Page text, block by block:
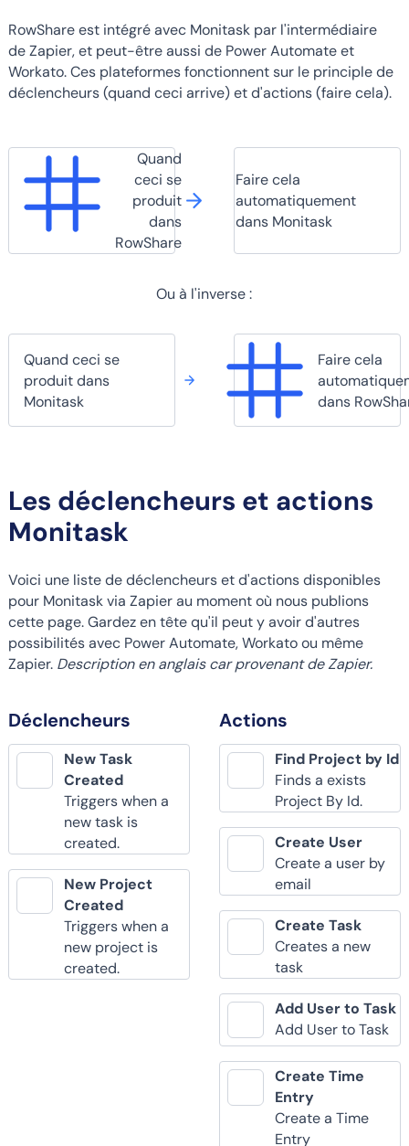
RowShare est intégré avec Monitask par l'intermédiaire
de Zapier, et peut-être aussi de Power Automate et
Workato. Ces plateformes fonctionnent sur le principle de
déclencheurs (quand ceci arrive) et d'actions (faire cela).
Quand
ceci se
produit
dans
RowShare
Faire cela
automatiquement
dans Monitask
Ou à l'inverse :
Quand ceci se
produit dans
Monitask
Faire cela
dans
Les déclencheurs et actions
Monitask
Voici une liste de déclencheurs et d'actions disponibles
pour Monitask via Zapier au moment où nous publions
cette page. Gardez en tête qu'il peut y avoir d'autres
possibilités avec Power Automate, Workato ou même
Zapier. Description en anglais car provenant de Zapier.
Déclencheurs
New Task
Created
Triggers when a
new task is
created.
New Project
Created
Triggers when a
new project is
created.
Actions
Find Project by Id
Finds a exists
Project By Id.
Create User
Create a user by
email
Create Task
Creates a new
task
Add User to Task
Add User to Task
Create Time
Entry
Create a Time
Entry